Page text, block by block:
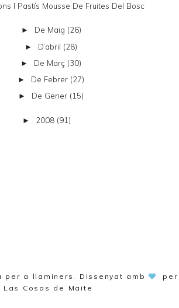
I Pastís Mousse De Fruites Del Bosc
► De Maig (26)
► D’abril (28)
► De Març (30)
► De Febrer (27)
► De Gener (15)
► 2008 (91)
per a llaminers . Dissenyat amb
per
Las Cosas de Maite